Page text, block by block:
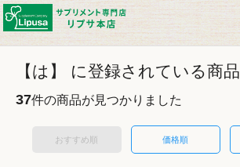
【は】 に登録されている商品
37件の商品が見つかりました
おすすめ順 価格順